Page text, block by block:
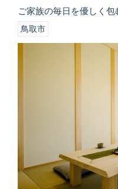
ご家族の毎日を優しく
鳥取市